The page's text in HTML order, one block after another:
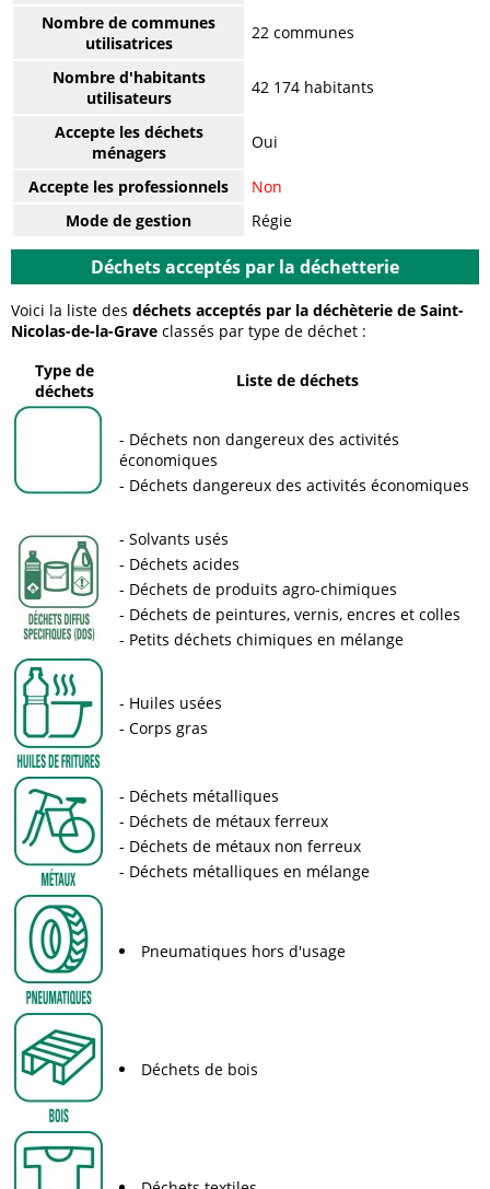
Nombre de communes
utilisatrices
22 communes
Nombre d'habitants
utilisateurs
42 174 habitants
Accepte les déchets
ménagers
Oui
Accepte les professionnels
Non
Mode de gestion
Régie
Déchets acceptés par la déchetterie
Voici la liste des déchets acceptés par la déchèterie de Saint-
Nicolas-de-la-Grave classés par type de déchet :
Type de
déchets
Liste de déchets
Déchets non dangereux des activités
économiques
Déchets dangereux des activités économiques
Solvants usés
Déchets acides
Déchets de produits agro-chimiques
Déchets de peintures, vernis, encres et colles
Petits déchets chimiques en mélange
Huiles usées
Corps gras
Déchets métalliques
Déchets de métaux ferreux
Déchets de métaux non ferreux
Déchets métalliques en mélange
Pneumatiques hors d'usage
Déchets de bois